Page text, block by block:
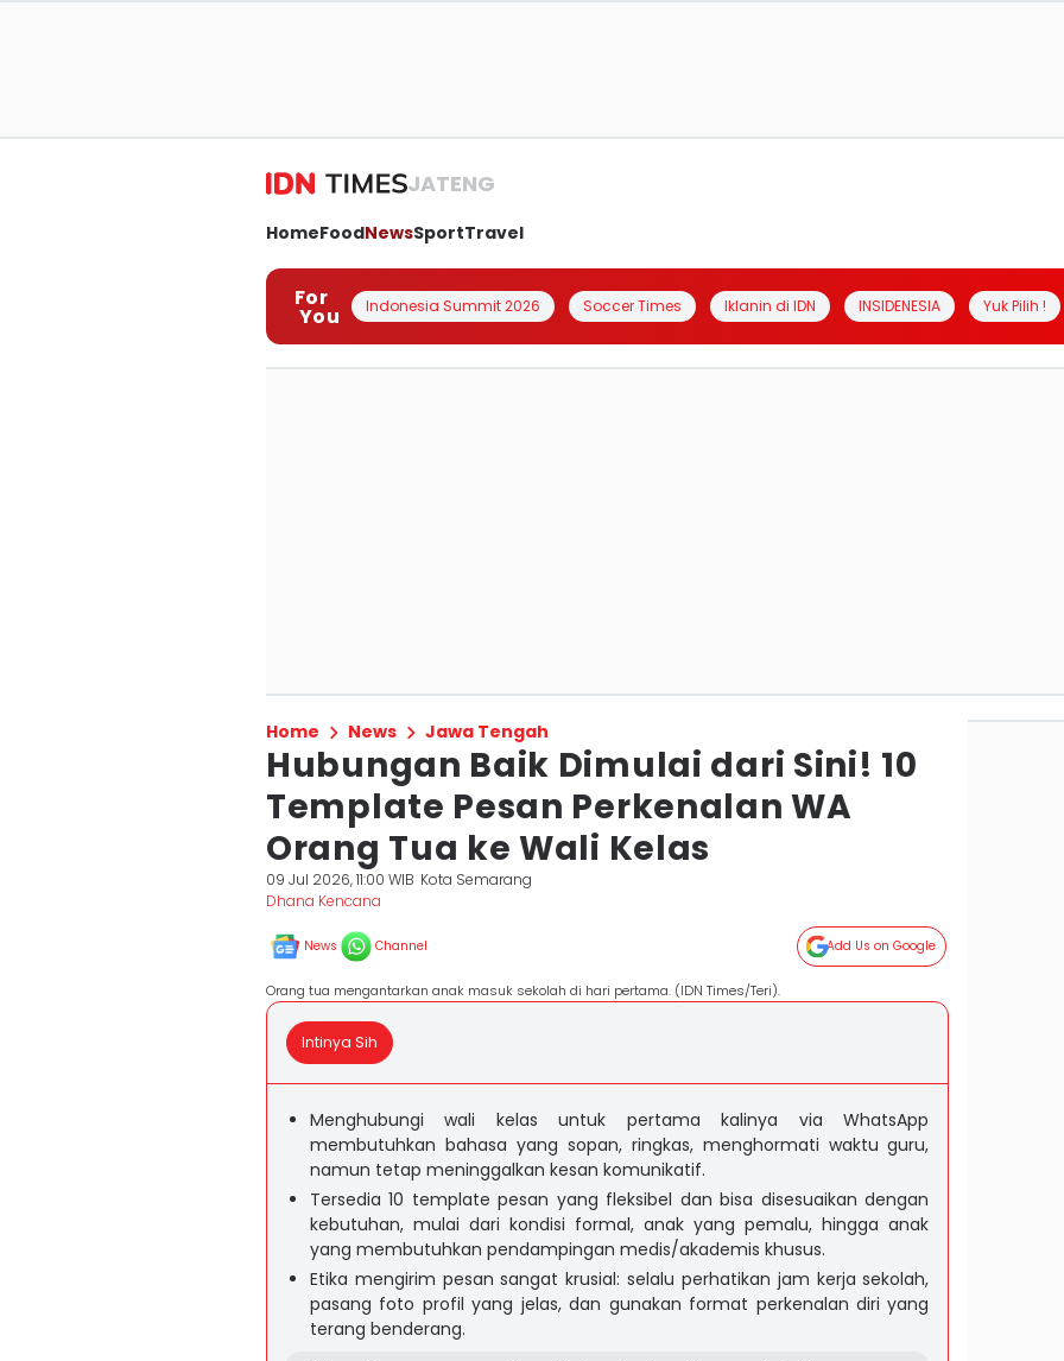
JATENG
HomeFoodNewsSportTravel
For
You Indonesia Summit 2026 Soccer Times Iklanin di IDN INSIDENESIA Yuk Pilih !
Home News Jawa Tengah
Hubungan Baik Dimulai dari Sini! 10
Template Pesan Perkenalan WA
Orang Tua ke Wali Kelas
09 Jul 2026, 11:00 WIB Kota Semarang
Dhana Kencana
News Channel Add Us on Google
Orang tua mengantarkan anak masuk sekolah di hari pertama. (IDN Times/Teri).
Intinya Sih
Menghubungi wali kelas untuk pertama kalinya via WhatsApp
membutuhkan bahasa yang sopan, ringkas, menghormati waktu guru,
namun tetap meninggalkan kesan komunikatif.
Tersedia 10 template pesan yang fleksibel dan bisa disesuaikan dengan
kebutuhan, mulai dari kondisi formal, anak yang pemalu, hingga anak
yang membutuhkan pendampingan medis/akademis khusus.
Etika mengirim pesan sangat krusial: selalu perhatikan jam kerja sekolah,
pasang foto profil yang jelas, dan gunakan format perkenalan diri yang
terang benderang.